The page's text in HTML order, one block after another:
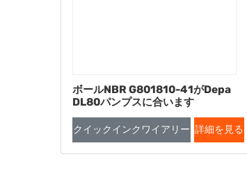
ボールNBR G801810-41がDepa
DL80パンプスに合います
クイックインクワイアリー 詳細を見る